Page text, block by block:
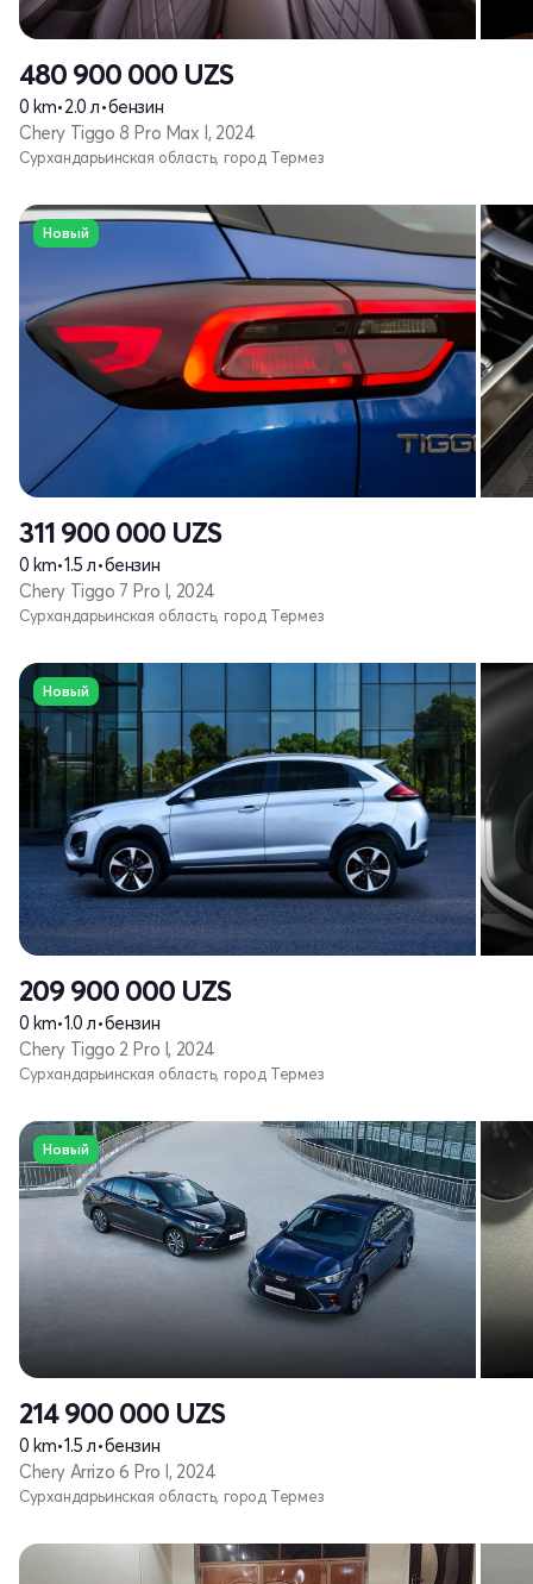
480 900 000 UZS
0 km•2.0 л•бензин
Chery Tiggo 8 Pro Max I, 2024
Сурхандарьинская область, город Термез
Новый
311 900 000 UZS
0 km•1.5 л•бензин
Chery Tiggo 7 Pro I, 2024
Сурхандарьинская область, город Термез
Новый
209 900 000 UZS
0 km•1.0 л•бензин
Chery Tiggo 2 Pro I, 2024
Сурхандарьинская область, город Термез
Новый
214 900 000 UZS
0 km•1.5 л•бензин
Chery Arrizo 6 Pro I, 2024
Сурхандарьинская область, город Термез